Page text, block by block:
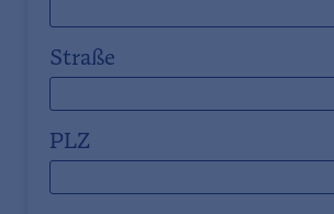
Straße
PLZ